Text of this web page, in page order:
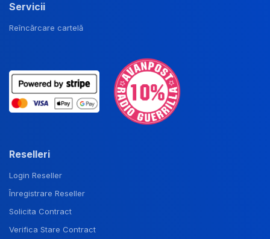
Servicii
Reîncărcare cartelă
Reselleri
Login Reseller
Înregistrare Reseller
Solicita Contract
Verifica Stare Contract